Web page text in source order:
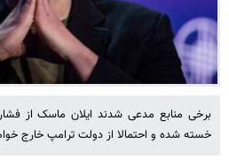
برخی منابع مدعی شدند ایلان ماسک از
خسته شده و احتمالا از دولت ترامپ خارج